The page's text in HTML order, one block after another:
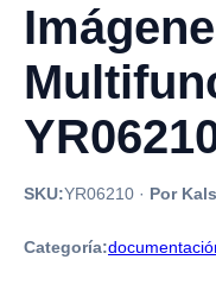
SKU:YR06210 · Por
Categoría: